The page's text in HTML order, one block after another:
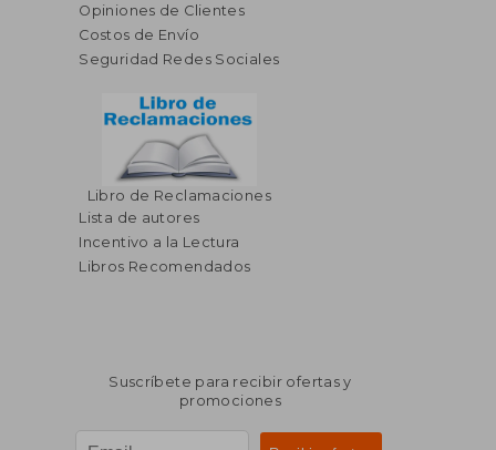
45%
dcto.
$ 44.09
$ 24.25
Opiniones de Clientes
Costos de Envío
Seguridad Redes Sociales
Libro de Reclamaciones
Lista de autores
Incentivo a la Lectura
Libros Recomendados
Suscríbete para recibir ofertas y
promociones